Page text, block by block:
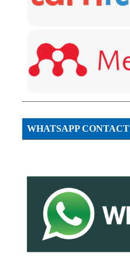
WHATSAPP CONTACT